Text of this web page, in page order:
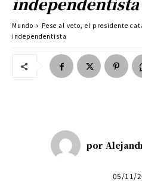
Mundo
Pese al veto, el presidente
independentista
por
05/11/